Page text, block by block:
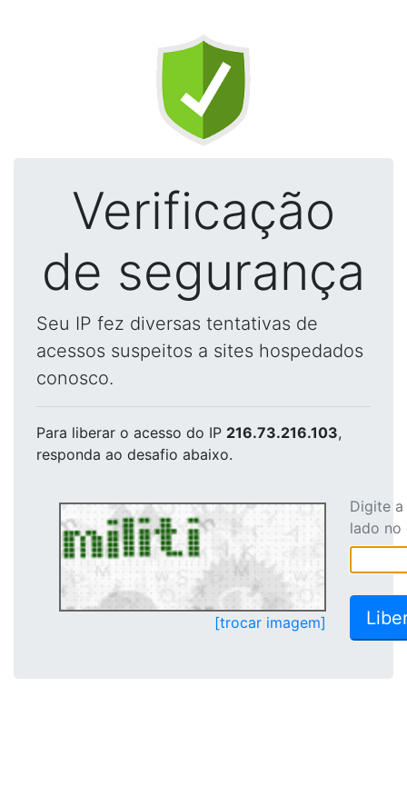
Verificação
de segurança
Seu IP fez diversas tentativas de
acessos suspeitos a sites hospedados
conosco.
Para liberar o acesso do IP 216.73.216.103,
responda ao desafio abaixo.
[trocar imagem]
Digite
lado no